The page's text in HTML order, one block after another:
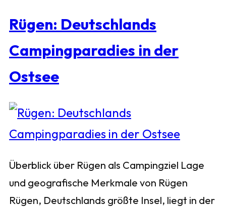
Rügen: Deutschlands
Campingparadies in der
Ostsee
Überblick über Rügen als Campingziel Lage
und geografische Merkmale von Rügen
Rügen, Deutschlands größte Insel, liegt in der